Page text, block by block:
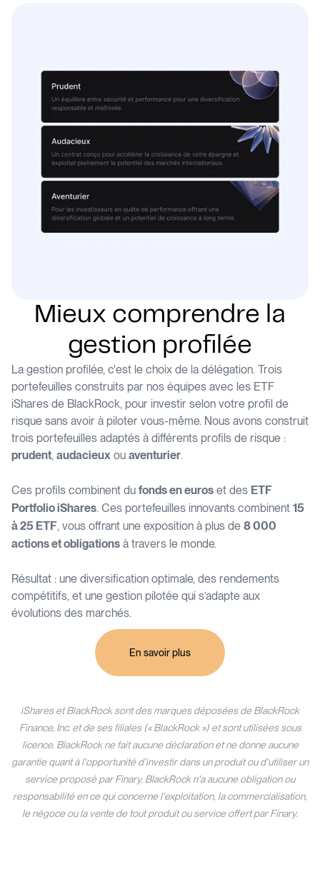
Mieux comprendre la
gestion profilée
La gestion profilée, c'est le choix de la délégation. Trois
portefeuilles construits par nos équipes avec les ETF
iShares de BlackRock, pour investir selon votre profil de
risque sans avoir à piloter vous-même. Nous avons construit
trois portefeuilles adaptés à différents profils de risque :
prudent, audacieux ou aventurier.
Ces profils combinent du fonds en euros et des ETF
Portfolio iShares. Ces portefeuilles innovants combinent 15
à 25 ETF, vous offrant une exposition à plus de 8 000
actions et obligations à travers le monde.
Résultat : une diversification optimale, des rendements
compétitifs, et une gestion pilotée qui s’adapte aux
évolutions des marchés.
En savoir plus
iShares et BlackRock sont des marques déposées de BlackRock
Finance, Inc. et de ses filiales (« BlackRock ») et sont utilisées sous
licence. BlackRock ne fait aucune déclaration et ne donne aucune
garantie quant à l'opportunité d'investir dans un produit ou d'utiliser un
service proposé par Finary. BlackRock n'a aucune obligation ou
responsabilité en ce qui concerne l'exploitation, la commercialisation,
le négoce ou la vente de tout produit ou service offert par Finary.